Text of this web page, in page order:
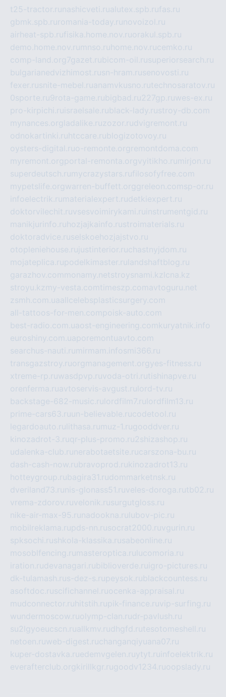
t25-tractor.ru nashicveti.rualutex.spb.rufas.ru
gbmk.spb.ru romania-today.ru novoizol.ru
airheat-spb.rufisika.home.nov.ruorakul.spb.ru
demo.home.nov.ru mnso.ru home.nov.rucemko.ru
comp-land.org 7gazet.rubicom-oil.rusuperiorsearch.ru
bulgarianedvizhimost.rusn-hram.rusenovosti.ru
fexer.rusnite-mebel.ruanamvkusno.rutechnosaratov.ru
0sporte.ru9rota-game.rubigbad.ru227gp.ruwes-ex.ru
pro-kirpichi.ru israelsale.rublack-lady.rustroy-db.com
mynances.org ladalike.ruzozor.rudvigremont.ru
odnokartinki.ru htccare.rublogizotovoy.ru
oysters-digital.ruo-remonte.org remontdoma.com
myremont.org portal-remonta.orgvyitikho.ru mirjon.ru
superdeutsch.ru mycrazystars.rufilosofyfree.com
mypetslife.orgwarren-buffett.orggreleon.comsp-or.ru
infoelectrik.ru materialexpert.rudetkiexpert.ru
doktorvilechit.ruvsesvoimirykami.ru instrumentgid.ru
manikjurinfo.ru hozjajkainfo.rustroimaterials.ru
doktoradvice.ruselskoehozjajstvo.ru
otopleniehouse.ru justinterior.ruchastnyjdom.ru
mojateplica.rupodelkimaster.ru landshaftblog.ru
garazhov.com monamy.netstroysnami.kz lcna.kz
stroyu.kz my-vesta.com timeszp.comavtoguru.net
zsmh.com.uaallcelebsplasticsurgery.com
all-tattoos-for-men.com poisk-auto.com
best-radio.com.uaost-engineering.com kuryatnik.info
euroshiny.com.ua poremontuavto.com
searchus-nauti.ru mirmam.infosmi366.ru
transgazstroy.ruorgmanagement.orgyes-fitness.ru
xtreme-rp.ruwasdpvp.ruvoda-otri.rutishinapve.ru
orenferma.ruavtoservis-avgust.ru lord-tv.ru
backstage-682-music.ru lordfilm7.ru lordfilm13.ru
prime-cars63.ruun-believable.rucodetool.ru
legardoauto.ru lithasa.ru muz-1.rugooddver.ru
kinozadrot-3.ruqr-plus-promo.ru2shizashop.ru
udalenka-club.ru nerabotaetsite.rucarszona-bu.ru
dash-cash-now.rubravoprod.rukinozadrot13.ru
hotteygroup.rubagira31.rudommarketnsk.ru
dveriland73.ru nis-glonass51.ruveles-doroga.rutb02.ru
vrema-zdorov.ruvelonik.rusurgutgloss.ru
nike-air-max-95.ru nadookna.ru lubov-pic.ru
mobilreklama.rupds-nn.rusocrat2000.ruvgurin.ru
spksochi.rushkola-klassika.rusabeonline.ru
mosoblfencing.ru masteroptica.ru lucomoria.ru
iration.rudevanagari.rubiblioverde.ru igro-pictures.ru
dk-tulamash.rus-dez-s.rupeysok.rublackcountess.ru
asoftdoc.ruscifichannel.ruocenka-appraisal.ru
mudconnector.ru hitstih.rupik-finance.ruvip-surfing.ru
wundermoscow.ruolymp-clan.rudr-pavlush.ru
su2lgyoeucscn.ruallkmv.rudhgfd.rutesotomeshell.ru
netoen.ruweb-digest.ruchanganqiyuana07.ru
kuper-dostavka.ruedemvgelen.ruytyt.ru infoelektrik.ru
everafterclub.org kirillkgr.rugoodv1234.ruoopslady.ru